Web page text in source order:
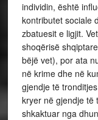
individin, është
kontributet sociale
zbatuesit e ligjit.
shoqërisë
bëjë vet), por ata
në krime dhe në
gjendje të
kryer në gjendje të
shkaktuar nga